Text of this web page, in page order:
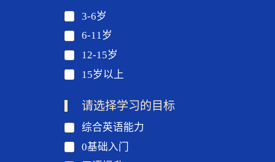
3-6岁
6-11岁
12-15岁
15岁以上
请选择学习的目标
综合英语能力
0基础入门